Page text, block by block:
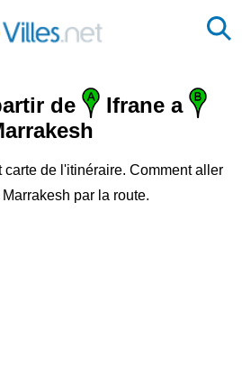
de
Ifrane a
carte de l'itinéraire. Comment aller
par la route.